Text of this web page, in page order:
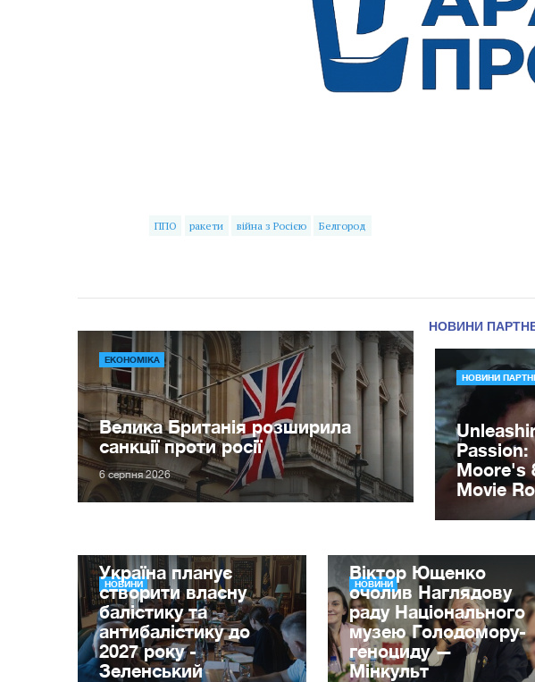
ППО ракети війна з Росією Белгород
ЕКОНОМІКА
Велика Британія розширила
санкції проти росії
6 серпня 2026
НОВИНИ
Україна планує
створити власну
балістику та
антибалістику до
2027 року -
Зеленський
НОВИНИ
Віктор Ющенко
очолив Наглядову
раду Національного
музею Голодомору-
геноциду —
Мінкульт